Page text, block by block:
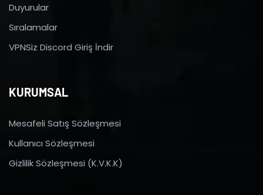
Duyurular
Sıralamalar
VPNSiz Discord Giriş İndir
KURUMSAL
Mesafeli Satış Sözleşmesi
Kullanıcı Sözleşmesi
Gizlilik Sözleşmesi (K.V.K.K)